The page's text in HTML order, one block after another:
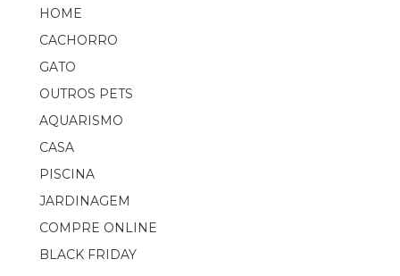
HOME
CACHORRO
GATO
OUTROS PETS
AQUARISMO
CASA
PISCINA
JARDINAGEM
COMPRE ONLINE
BLACK FRIDAY